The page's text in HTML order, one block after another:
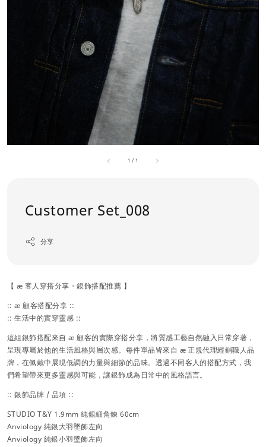
1 / 1
Customer Set_008
分享
【 æ 客人穿搭分享・銀飾搭配推薦 】
:: æ 顧客搭配分享 ::
:: 生活中的實穿靈感 ::
這組銀飾搭配來自 æ 顧客的實際穿搭分享，將質感工藝自然融入日常穿著，
呈現專屬於他的生活風格與層次感。每件單品皆來自 æ 正規代理經銷職人品
牌，在佩戴中展現低調的力量與細節的品味。透過不同客人的搭配方式，我
們希望帶來更多靈感與可能，讓銀飾成為日常中的風格語言。
:: 銀飾品牌 / 品項 ::
STUDIO T&Y 1.9mm 純銀細角鍊 60cm
Anviology 純銀大羽墜飾左向
Anviology 純銀小羽墜飾左向